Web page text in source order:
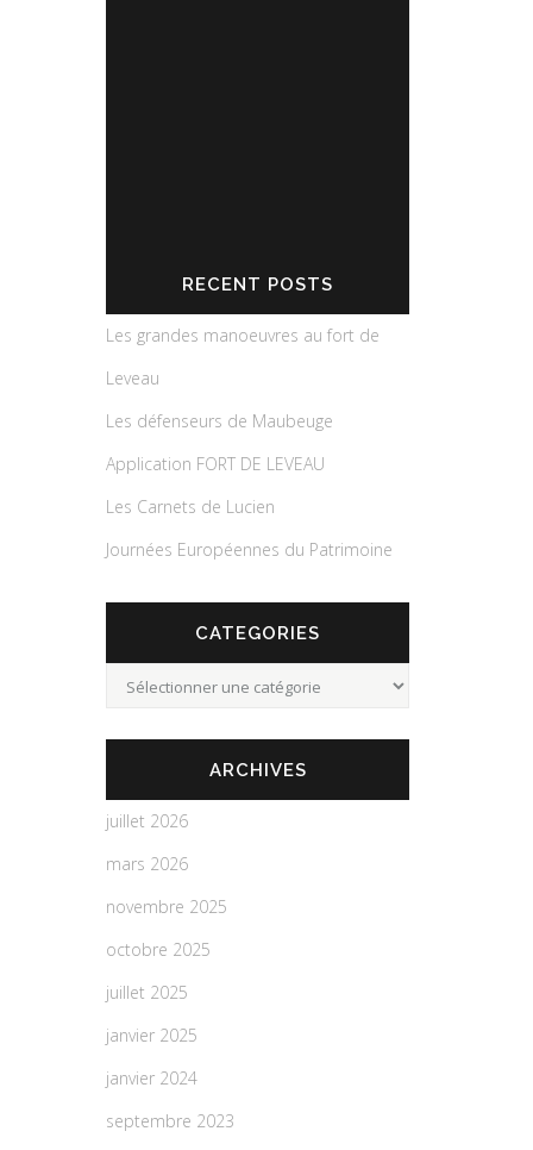
RECENT POSTS
Les grandes manoeuvres au fort de
Leveau
Les défenseurs de Maubeuge
Application FORT DE LEVEAU
Les Carnets de Lucien
Journées Européennes du Patrimoine
CATEGORIES
Categories
ARCHIVES
juillet 2026
mars 2026
novembre 2025
octobre 2025
juillet 2025
janvier 2025
janvier 2024
septembre 2023